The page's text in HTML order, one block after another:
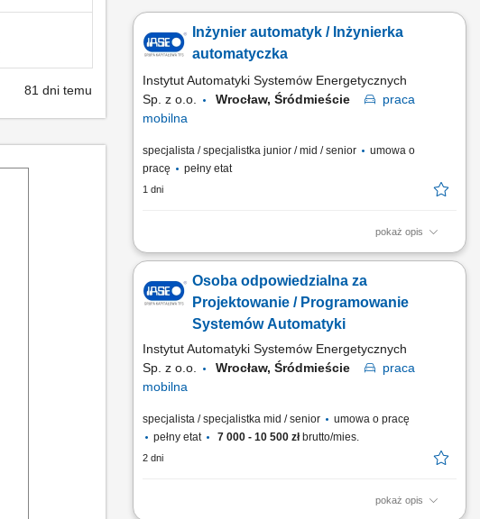
81 dni temu
Inżynier automatyk / Inżynierka
automatyczka
Instytut Automatyki Systemów Energetycznych
Sp. z o.o.
Wrocław, Śródmieście
praca
mobilna
specjalista / specjalistka junior / mid / senior
umowa o
pracę
pełny etat
1 dni
pokaż opis
Zakres obowiązków: Projektowanie systemów automatyki oraz
Przygotowywanie dokumentacji projektowej, kosztorysów
inwestorskich oraz przedmiarów robót. Programowanie
sterowników PLC oraz paneli operatorskich (HMI). Tworzenie
instrukcji obsługi...
Osoba odpowiedzialna za
Projektowanie / Programowanie
Systemów Automatyki
Instytut Automatyki Systemów Energetycznych
Sp. z o.o.
Wrocław, Śródmieście
praca
mobilna
specjalista / specjalistka mid / senior
umowa o pracę
pełny etat
7 000 - 10 500 złbrutto/mies.
2 dni
pokaż opis